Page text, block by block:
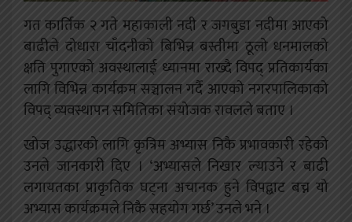
गत कार्तिक २ गते महाकाली नदी र जगबुडा नदीमा आएको
बाढीले दोधारा चाँदनीको बिभिन्न बस्तीमा ठूलो धनमालको
क्षति पुगाएको अवस्थालाई ध्यानमा राख्दै विपद् प्रतिकार्यका
लागि विभिन्न कार्यक्रम सञ्चालन गर्दै आएको नगरपालिकाको
विपद् व्यवस्थापन समितिका संयोजक रावलले बताए ।
खोज उद्धारको लागि कृत्रिम अभ्यास निकै प्रभावकारी रहेको
उनले जानकारी दिए । ‘अभ्यासले निखार ल्याउने र बाढी
लगायतका प्राकृतिक घट्ना अचानक हुने विपद्बाट बच्न यो
अभ्यास कार्यक्रमले निकै सहयोग गर्छ’ उनले भने ।